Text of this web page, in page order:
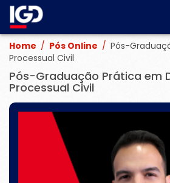
Home / Pós Online / Pós-
Processual Civil
Pós-Graduação Prática em
Processual Civil